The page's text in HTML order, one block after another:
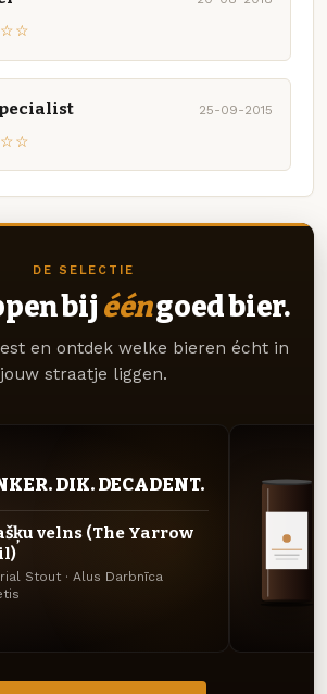
25-09-2015
DE SELECTIE
bij ééngoed bier.
en ontdek welke bieren écht in
jouw straatje liggen.
DIK. DECADENT.
velns (The Yarrow
Stout · Alus Darbnīca